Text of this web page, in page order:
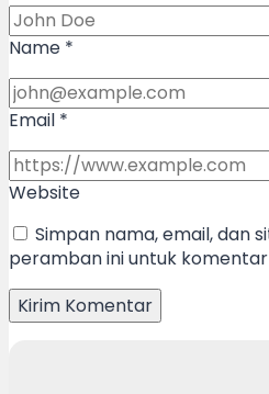
Name *
Email *
Website
Simpan nama, email, dan
peramban ini untuk